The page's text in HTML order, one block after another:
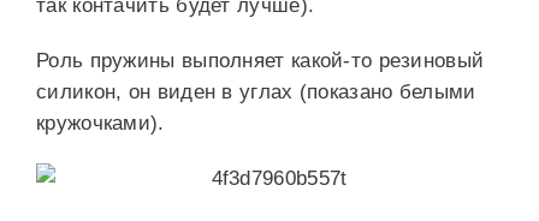
так контачить будет лучше).
Роль пружины выполняет какой-то резиновый
силикон, он виден в углах (показано белыми
кружочками).